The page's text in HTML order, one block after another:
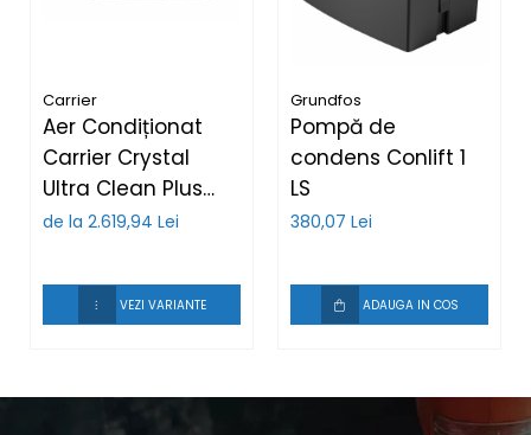
Carrier
Aer Condiționat
Carrier Crystal
Ultra Clean Plus
R32 — lampă UV-C,
auto-curățare,
Inverter A++,
de la 2.619,94 Lei
VEZI VARIANTE
Grundfos
Pompă de
condens Conlift 1
LS
380,07 Lei
ADAUGA IN COS